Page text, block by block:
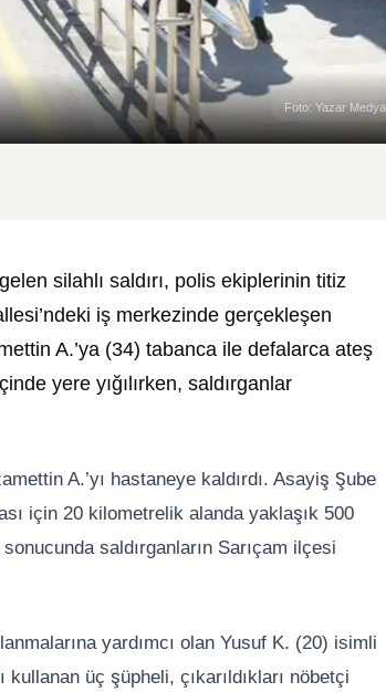
Foto: Yazar Medya
silahlı saldırı, polis ekiplerinin titiz
iş merkezinde gerçekleşen
A.’ya (34) tabanca ile defalarca ateş
yere yığılırken, saldırganlar
A.’yı hastaneye kaldırdı. Asayiş Şube
için 20 kilometrelik alanda yaklaşık 500
saldırganların Sarıçam ilçesi
yardımcı olan Yusuf K. (20) isimli
üç şüpheli, çıkarıldıkları nöbetçi